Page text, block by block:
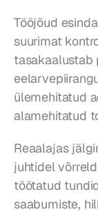
Tööjõud
suurimat
tasakaalustab
ülemehitatud
alamehitatud
Reaalajas
juhtidel
töötatud
saabumiste,